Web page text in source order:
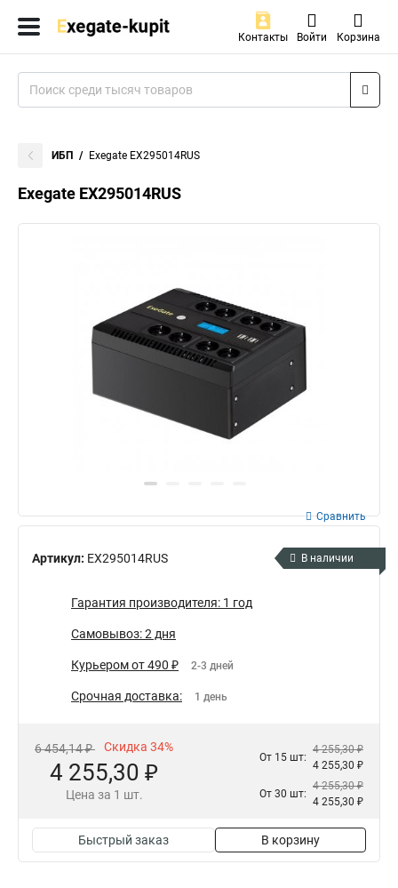
Контакты Войти Корзина
ИБП Exegate EX295014RUS
Exegate EX295014RUS
Артикул: EX295014RUS
Сравнить
В наличии
Гарантия производителя: 1 год
Самовывоз: 2 дня
Курьером от 490 ₽ 2-3 дней
Срочная доставка: 1 день
6 454,14 ₽ Скидка 34%
4 255,30 ₽
Цена за 1 шт.
От 15 шт:
4 255,30 ₽
4 255,30 ₽
От 30 шт:
4 255,30 ₽
4 255,30 ₽
Быстрый заказ В корзину